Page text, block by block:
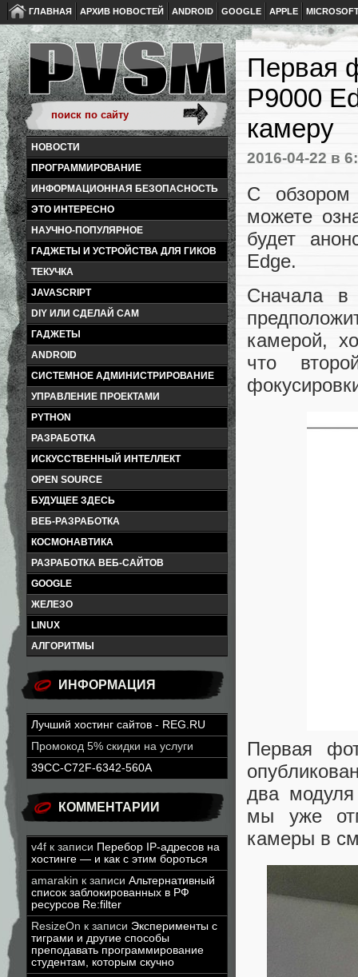
ГЛАВНАЯ АРХИВ НОВОСТЕЙ ANDROID GOOGLE APPLE
НОВОСТИ
ПРОГРАММИРОВАНИЕ
ИНФОРМАЦИОННАЯ БЕЗОПАСНОСТЬ
ЭТО ИНТЕРЕСНО
НАУЧНО-ПОПУЛЯРНОЕ
ГАДЖЕТЫ И УСТРОЙСТВА ДЛЯ ГИКОВ
ТЕКУЧКА
JAVASCRIPT
DIY ИЛИ СДЕЛАЙ САМ
ГАДЖЕТЫ
ANDROID
СИСТЕМНОЕ АДМИНИСТРИРОВАНИЕ
УПРАВЛЕНИЕ ПРОЕКТАМИ
PYTHON
РАЗРАБОТКА
ИСКУССТВЕННЫЙ ИНТЕЛЛЕКТ
OPEN SOURCE
БУДУЩЕЕ ЗДЕСЬ
ВЕБ-РАЗРАБОТКА
КОСМОНАВТИКА
РАЗРАБОТКА ВЕБ-САЙТОВ
GOOGLE
ЖЕЛЕЗО
LINUX
АЛГОРИТМЫ
ИНФОРМАЦИЯ
Лучший хостинг сайтов - REG.RU
Промокод 5% скидки на услуги
39CC-C72F-6342-560A
КОММЕНТАРИИ
v4f к записи Перебор IP-адресов на
хостинге — и как с этим бороться
amarakin к записи Альтернативный
список заблокированных в РФ
ресурсов Re:filter
ResizeOn к записи Эксперименты с
тиграми и другие способы
преподавать программирование
студентам, которым скучно
Первая
P9000
камеру
2016-04-22 в
С обзором
можете
будет
Edge.
Сначала в
камерой,
что
Первая
два
мы уже
камеры в